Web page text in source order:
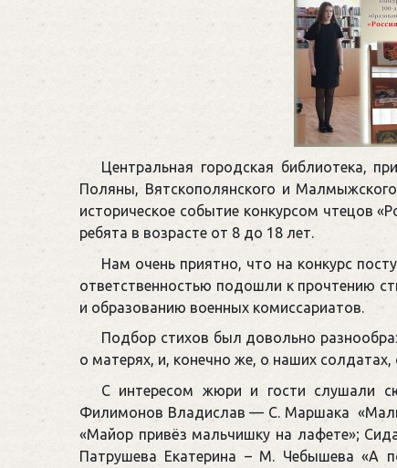
Центральная городская библиотека,
Поляны, Вятскополянского и
историческое событие конкурсом чтецов
ребята в возрасте от 8 до 18 лет.
Нам очень приятно, что на конкурс
ответственностью подошли к прочтению
и образованию военных комиссариатов.
Подбор стихов был довольно
о матерях, и, конечно же, о наших
С интересом жюри и гости слушали
Филимонов Владислав — С. Маршака
«Майор привёз мальчишку на лафете»;
Патрушева Екатерина – М. Чебышева «А